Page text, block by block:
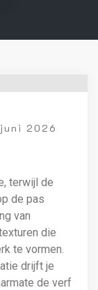
2026
terwijl de
de pas
van
die
te vormen.
drijft je
de verf